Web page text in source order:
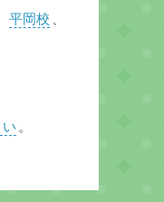
平岡校
。